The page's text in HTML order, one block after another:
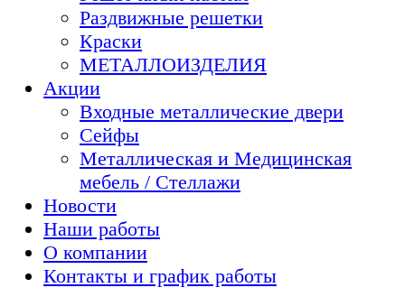
Раздвижные решетки
Краски
МЕТАЛЛОИЗДЕЛИЯ
Акции
Входные металлические двери
Сейфы
Металлическая и Медицинская
мебель / Стеллажи
Новости
Наши работы
О компании
Контакты и график работы